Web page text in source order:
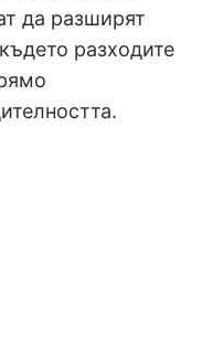
да разширят
разходите